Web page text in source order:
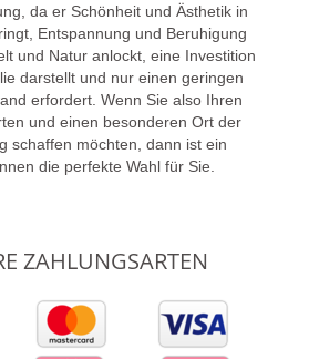
da er Schönheit und Ästhetik in
Entspannung und Beruhigung
und Natur anlockt, eine Investition
darstellt und nur einen geringen
erfordert. Wenn Sie also Ihren
und einen besonderen Ort der
schaffen möchten, dann ist ein
die perfekte Wahl für Sie.
ZAHLUNGSARTEN